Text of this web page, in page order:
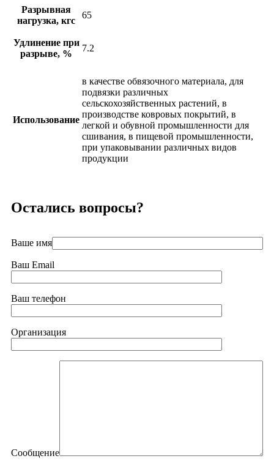
Разрывная
нагрузка, кгс
65
Удлинение при
разрыве, %
7.2
Использование
в качестве обвязочного материала, для
подвязки различных
сельскохозяйственных растений, в
производстве ковровых покрытий, в
легкой и обувной промышленности для
сшивания, в пищевой промышленности,
при упаковывании различных видов
продукции
Остались вопросы?
Ваше имя
Ваш Email
Ваш телефон
Организация
Сообщение